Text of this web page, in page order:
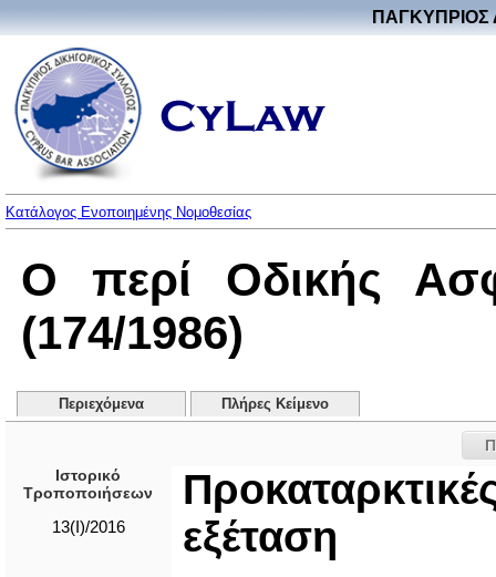
ΠΑΓΚΥΠΡΙΟΣ
Κατάλογος Ενοποιημένης Νομοθεσίας
Ο περί Οδικής
(174/1986)
Περιεχόμενα Πλήρες Κείμενο
Ιστορικό
Τροποποιήσεων
13(I)/2016
εξέταση